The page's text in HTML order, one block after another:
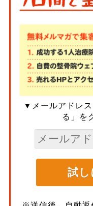
▼メールアドレ
る」を